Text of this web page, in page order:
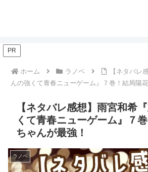
PR
ホーム ラノベ
【ネタバレ
んの強くて青春ニューゲーム』７巻！結局陽
【ネタバレ感想】雨宮和希
くて青春ニューゲーム』７
ちゃんが最強！
ラノベ